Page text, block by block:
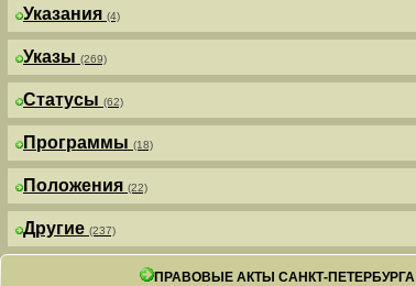
Указания (4)
Указы (269)
Статусы (62)
Программы (18)
Положения (22)
Другие (237)
ПРАВОВЫЕ АКТЫ САНКТ-ПЕТЕРБУРГА